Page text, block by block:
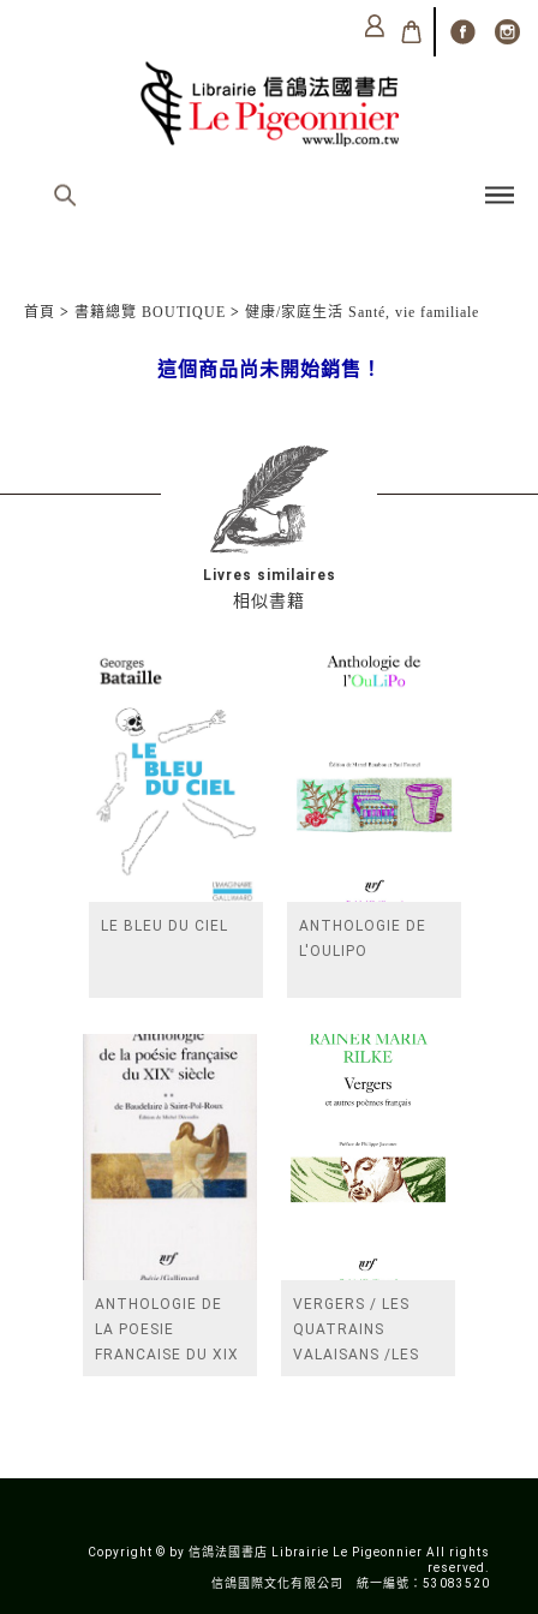
首頁 > 書籍總覽 BOUTIQUE > 健康/家庭生活 Santé, vie familiale
這個商品尚未開始銷售！
相似書籍
Livres similaires
LE BLEU DU CIEL
ANTHOLOGIE DE
L'OULIPO
ANTHOLOGIE DE
LA POESIE
FRANCAISE DU XIX
VERGERS / LES
QUATRAINS
VALAISANS /LES
Copyright © by 信鴿法國書店 Librairie Le Pigeonnier All rights
reserved.
信鴿國際文化有限公司 統一編號：53083520